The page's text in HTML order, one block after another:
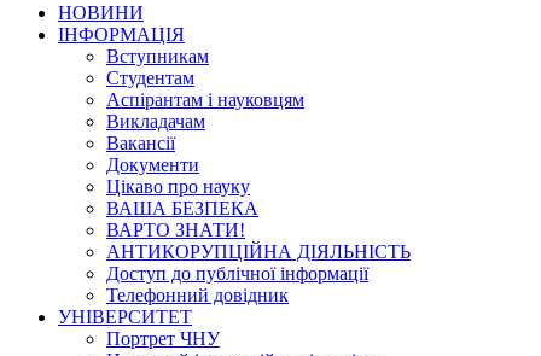
НОВИНИ
ІНФОРМАЦІЯ
Вступникам
Студентам
Аспірантам і науковцям
Викладачам
Вакансії
Документи
Цікаво про науку
ВАША БЕЗПЕКА
ВАРТО ЗНАТИ!
АНТИКОРУПЦІЙНА ДІЯЛЬНІСТЬ
Доступ до публічної інформації
Телефонний довідник
УНІВЕРСИТЕТ
Портрет ЧНУ